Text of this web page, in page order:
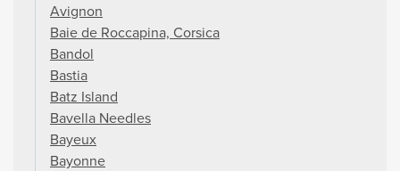
Avignon
Baie de Roccapina, Corsica
Bandol
Bastia
Batz Island
Bavella Needles
Bayeux
Bayonne